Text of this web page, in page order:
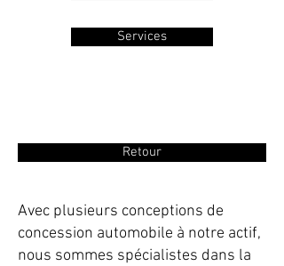
Services
Retour
Avec plusieurs conceptions de
concession automobile à notre actif,
nous sommes spécialistes dans la